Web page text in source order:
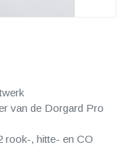
van de Dorgard Pro
rook-, hitte- en CO